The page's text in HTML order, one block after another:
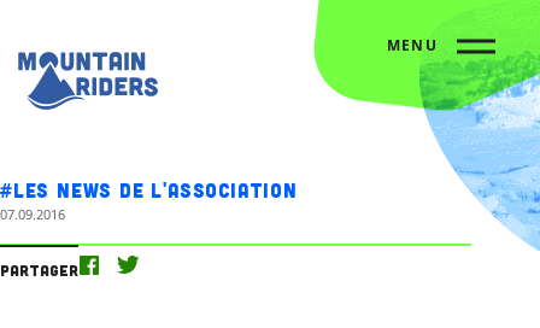
MENU
#Les news de l'association
07.09.2016
Partager